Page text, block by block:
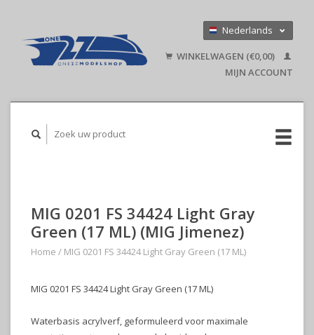
Nederlands
English
WINKELWAGEN (€0,00)
MIJN ACCOUNT
MIG 0201 FS 34424 Light Gray
Green (17 ML) (MIG Jimenez)
Home / MIG 0201 FS 34424 Light Gray Green (17 ML)
MIG 0201 FS 34424 Light Gray Green (17 ML)
Waterbasis acrylverf, geformuleerd voor maximale